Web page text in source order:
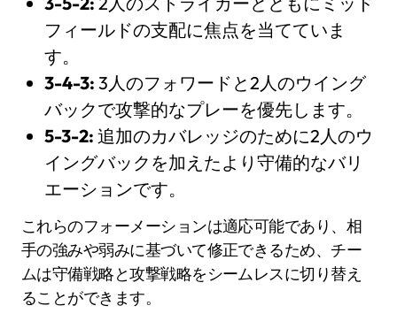
フィールドの支配に焦点を当てていま
す。
3-4-3: 3人のフォワードと2人のウイング
バックで攻撃的なプレーを優先します。
5-3-2: 追加のカバレッジのために2人のウ
イングバックを加えたより守備的なバリ
エーションです。
これらのフォーメーションは適応可能であり、相
手の強みや弱みに基づいて修正できるため、チー
ムは守備戦略と攻撃戦略をシームレスに切り替え
ることができます。